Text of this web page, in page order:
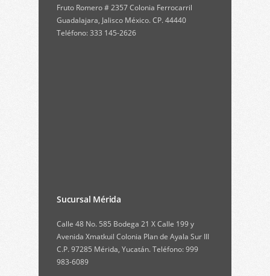
Fruto Romero # 2357 Colonia Ferrocarril
Guadalajara, Jalisco México. CP. 44440
Teléfono: 333 145-2626
Sucursal Mérida
Calle 48 No. 585 Bodega 21 X Calle 199 y
Avenida Xmatkuil Colonia Plan de Ayala Sur III
C.P. 97285 Mérida, Yucatán. Teléfono: 999
983-6089